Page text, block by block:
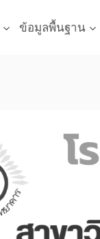
ข้อมูลพื้นฐาน